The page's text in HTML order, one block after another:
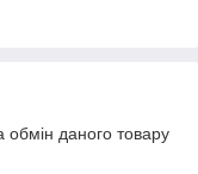
даного товару